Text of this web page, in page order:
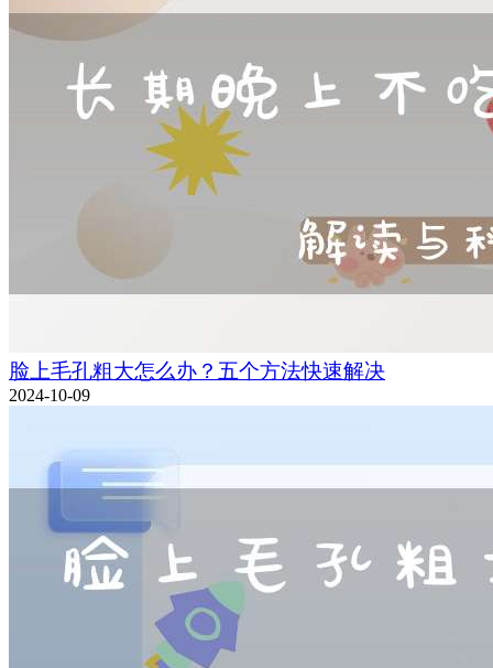
脸上毛孔粗大怎么办？五个方法快速解决
2024-10-09